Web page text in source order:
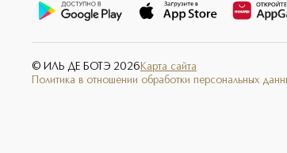
© ИЛЬ ДЕ БОТЭ 2026 Карта сайта
Политика в отношении обработки персональных